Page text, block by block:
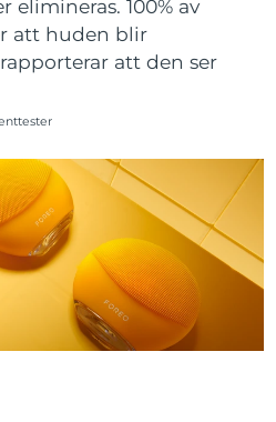
100% av
att huden blir
att den ser
Förväntad leverans
Förväntad leverans 13/8/26
Förväntad leverans 11/8/26
Förväntad leverans11/8/26